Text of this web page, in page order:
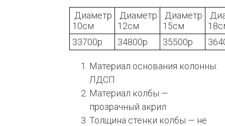
Диаметр
10см
Диаметр
12см
Диаметр
15см
33700р
34800р 35500р
Материал основания колонны:
ЛДСП
Материал колбы —
прозрачный акрил
Толщина стенки колбы — не